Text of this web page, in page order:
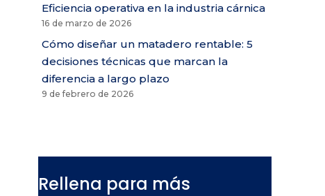
Eficiencia operativa en la industria cárnica
16 de marzo de 2026
Cómo diseñar un matadero rentable: 5
decisiones técnicas que marcan la
diferencia a largo plazo
9 de febrero de 2026
Rellena para más